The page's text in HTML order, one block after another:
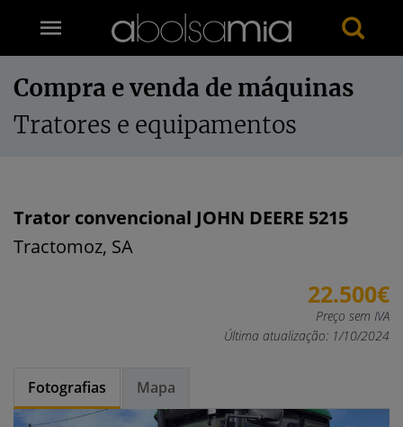
Compra e venda de máquinas
Tratores e equipamentos
Trator convencional JOHN DEERE 5215
Tractomoz, SA
22.500€
Preço sem IVA
Última atualização: 1/10/2024
Fotografias Mapa